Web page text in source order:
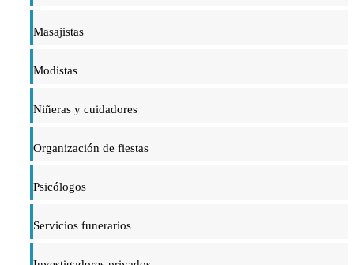
Masajistas
Modistas
Niñeras y cuidadores
Organización de fiestas
Psicólogos
Servicios funerarios